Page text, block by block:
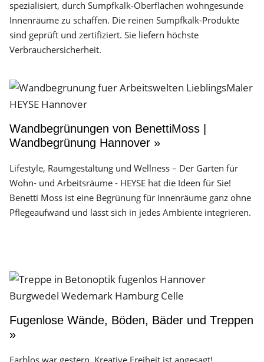
spezialisiert, durch Sumpfkalk-Oberflächen wohngesunde
Innenräume zu schaffen. Die reinen Sumpfkalk-Produkte
sind geprüft und zertifiziert. Sie liefern höchste
Verbrauchersicherheit.
Wandbegrünungen von BenettiMoss |
Wandbegrünung Hannover »
Lifestyle, Raumgestaltung und Wellness – Der Garten für
Wohn- und Arbeitsräume - HEYSE hat die Ideen für Sie!
Benetti Moss ist eine Begrünung für Innenräume ganz ohne
Pflegeaufwand und lässt sich in jedes Ambiente integrieren.
Fugenlose Wände, Böden, Bäder und Treppen
»
Farblos war gestern. Kreative Freiheit ist angesagt!